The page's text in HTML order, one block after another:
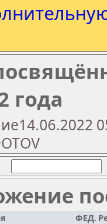
года
ФЕД.